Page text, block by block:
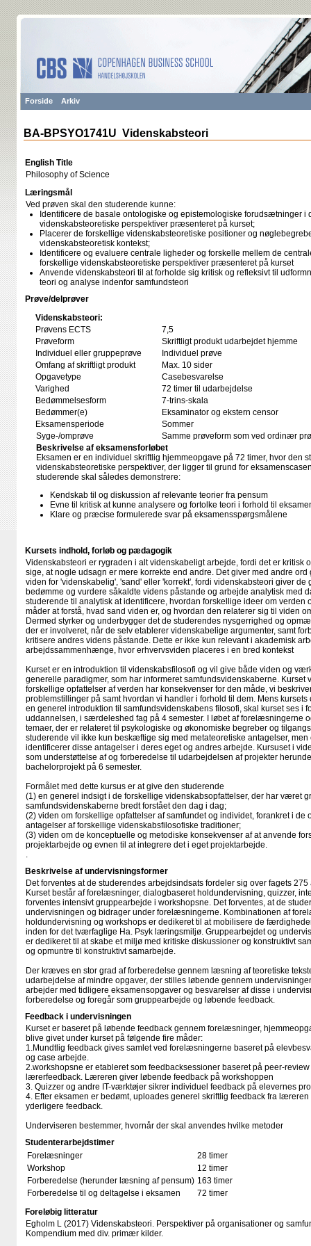
Forside Arkiv
BA-BPSYO1741U Videnskabsteori
English Title
Philosophy of Science
Læringsmål
Ved prøven skal den studerende kunne:
Identificere de basale ontologiske og epistemologiske forudsætninger i
videnskabsteoretiske perspektiver præsenteret på kurset;
Placerer de forskellige videnskabsteoretiske positioner og
videnskabsteoretisk kontekst;
Identificere og evaluere centrale ligheder og forskelle mellem de
forskellige videnskabsteoretiske perspektiver præsenteret på kurset
Anvende videnskabsteori til at forholde sig kritisk og refleksivt til
teori og analyse indenfor samfundsteori
Prøve/delprøver
Videnskabsteori:
Prøvens ECTS
7,5
Prøveform
Skriftligt produkt udarbejdet hjemme
Individuel eller gruppeprøve
Individuel prøve
Omfang af skriftligt produkt
Max. 10 sider
Opgavetype
Casebesvarelse
Varighed
72 timer til udarbejdelse
Bedømmelsesform
7-trins-skala
Bedømmer(e)
Eksaminator og ekstern censor
Eksamensperiode
Sommer
Syge-/omprøve
Samme prøveform som ved ordinær
Beskrivelse af eksamensforløbet
Eksamen er en individuel skriftlig hjemmeopgave på 72 timer, hvor den
videnskabsteoretiske perspektiver, der ligger til grund for
studerende skal således demonstrere:
Kendskab til og diskussion af relevante teorier fra pensum
Evne til kritisk at kunne analysere og fortolke teori i forhold til
Klare og præcise formulerede svar på eksamensspørgsmålene
Kursets indhold, forløb og pædagogik
Videnskabsteori er rygraden i alt videnskabeligt arbejde, fordi det er kritisk
sige, at nogle udsagn er mere korrekte end andre. Det giver med andre
viden for 'videnskabelig', 'sand' eller 'korrekt', fordi videnskabsteori giver
bedømme og vurdere såkaldte videns påstande og arbejde analytisk med
studerende til analytisk at identificere, hvordan forskellige ideer om verden
måder at forstå, hvad sand viden er, og hvordan den relaterer sig til viden
Dermed styrker og underbygger det de studerendes nysgerrighed og
der er involveret, når de selv etablerer videnskabelige argumenter, samt
kritisere andres videns påstande. Dette er ikke kun relevant i akademisk
arbejdssammenhænge, hvor erhvervsviden placeres i en bred kontekst
Kurset er en introduktion til videnskabsfilosofi og vil give både viden og
generelle paradigmer, som har informeret samfundsvidenskaberne. Kurset
forskellige opfattelser af verden har konsekvenser for den måde, vi
problemstillinger på samt hvordan vi handler i forhold til dem. Mens
en generel introduktion til samfundsvidenskabens filosofi, skal kurset ses i
uddannelsen, i særdeleshed fag på 4 semester. I løbet af forelæsningerne
temaer, der er relateret til psykologiske og økonomiske begreber og
studerende vil ikke kun beskæftige sig med metateoretiske antagelser,
identificerer disse antagelser i deres eget og andres arbejde. Kursuset i
som understøttelse af og forberedelse til udarbejdelsen af projekter
bachelorprojekt på 6 semester.
Formålet med dette kursus er at give den studerende
(1) en generel indsigt i de forskellige videnskabsopfattelser, der har været
samfundsvidenskaberne bredt forstået den dag i dag;
(2) viden om forskellige opfattelser af samfundet og individet, forankret i de
antagelser af forskellige videnskabsfilosofiske traditioner;
(3) viden om de konceptuelle og metodiske konsekvenser af at anvende
projektarbejde og evnen til at integrere det i eget projektarbejde.
.
Beskrivelse af undervisningsformer
Det forventes at de studerendes arbejdsindsats fordeler sig over fagets
Kurset består af forelæsninger, dialogbaseret holdundervisning, quizzer,
forventes intensivt gruppearbejde i workshopsne. Det forventes, at de
undervisningen og bidrager under forelæsningerne. Kombinationen af
holdundervisning og workshops er dedikeret til at mobilisere de
inden for det tværfaglige Ha. Psyk læringsmiljø. Gruppearbejdet og
er dedikeret til at skabe et miljø med kritiske diskussioner og konstruktivt
og opmuntre til konstruktivt samarbejde.
Der kræves en stor grad af forberedelse gennem læsning af teoretiske
udarbejdelse af mindre opgaver, der stilles løbende gennem
arbejder med tidligere eksamensopgaver og besvarelser af disse i
forberedelse og foregår som gruppearbejde og løbende feedback.
Feedback i undervisningen
Kurset er baseret på løbende feedback gennem forelæsninger,
blive givet under kurset på følgende fire måder:
1.Mundtlig feedback gives samlet ved forelæsningerne baseret på
og case arbejde.
2.workshopsne er etableret som feedbacksessioner baseret på peer-
lærerfeedback. Læreren giver løbende feedback på workshoppen
3. Quizzer og andre IT-værktøjer sikrer individuel feedback på elevernes
4. Efter eksamen er bedømt, uploades generel skriftlig feedback fra
yderligere feedback.
Underviseren bestemmer, hvornår der skal anvendes hvilke metoder
Studenterarbejdstimer
Forelæsninger
28 timer
Workshop
12 timer
Forberedelse (herunder læsning af pensum) 163 timer
Forberedelse til og deltagelse i eksamen
72 timer
Foreløbig litteratur
Egholm L (2017) Videnskabsteori. Perspektiver på organisationer og
Kompendium med div. primær kilder.